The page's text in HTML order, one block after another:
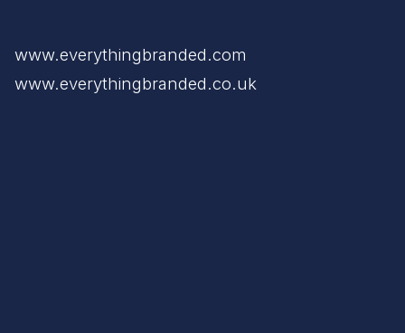
www.everythingbranded.com
www.everythingbranded.co.uk